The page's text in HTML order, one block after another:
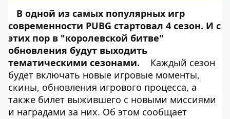
В одной из самых популярных игр
современности PUBG стартовал 4 сезон. И с
этих пор в "королевской битве"
обновления будут выходить
тематическими сезонами.
Каждый сезон
будет включать новые игровые моменты,
скины, обновления игрового процесса, а
также билет выжившего с новыми миссиями
и наградами за них. Об этом сообщает